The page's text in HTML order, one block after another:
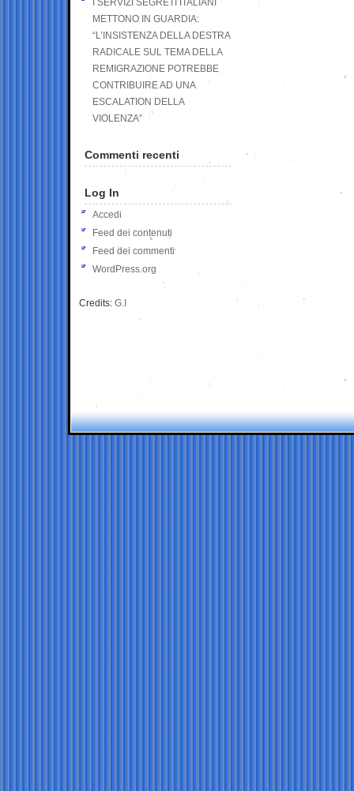
I SERVIZI SEGRETI ITALIANI
METTONO IN GUARDIA:
“L’INSISTENZA DELLA DESTRA
RADICALE SUL TEMA DELLA
REMIGRAZIONE POTREBBE
CONTRIBUIRE AD UNA
ESCALATION DELLA
VIOLENZA”
Commenti recenti
Log In
Accedi
Feed dei contenuti
Feed dei commenti
WordPress.org
Credits: G.I